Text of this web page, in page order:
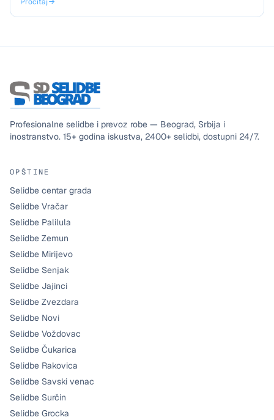
Profesionalne selidbe i prevoz robe — Beograd, Srbija i
inostranstvo. 15+ godina iskustva, 2400+ selidbi, dostupni 24/7.
OPŠTINE
Selidbe centar grada
Selidbe Vračar
Selidbe Palilula
Selidbe Zemun
Selidbe Mirijevo
Selidbe Senjak
Selidbe Jajinci
Selidbe Zvezdara
Selidbe Novi
Selidbe Voždovac
Selidbe Čukarica
Selidbe Rakovica
Selidbe Savski venac
Selidbe Surčin
Selidbe Grocka